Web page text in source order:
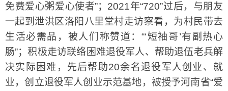
免费爱心粥爱心使者”；2021年“720”过后，与朋友
一起到泄洪区洛阳八里堂村走访察看，为村民带去
生活必需品，被人们称赞道：“‘短袖哥’有副热心
肠”；积极走访联络困难退役军人、帮助退伍老兵解
决实际困难，先后帮助20余名退役军人创业、就
业，创立退役军人创业示范基地，被授予河南省“爱